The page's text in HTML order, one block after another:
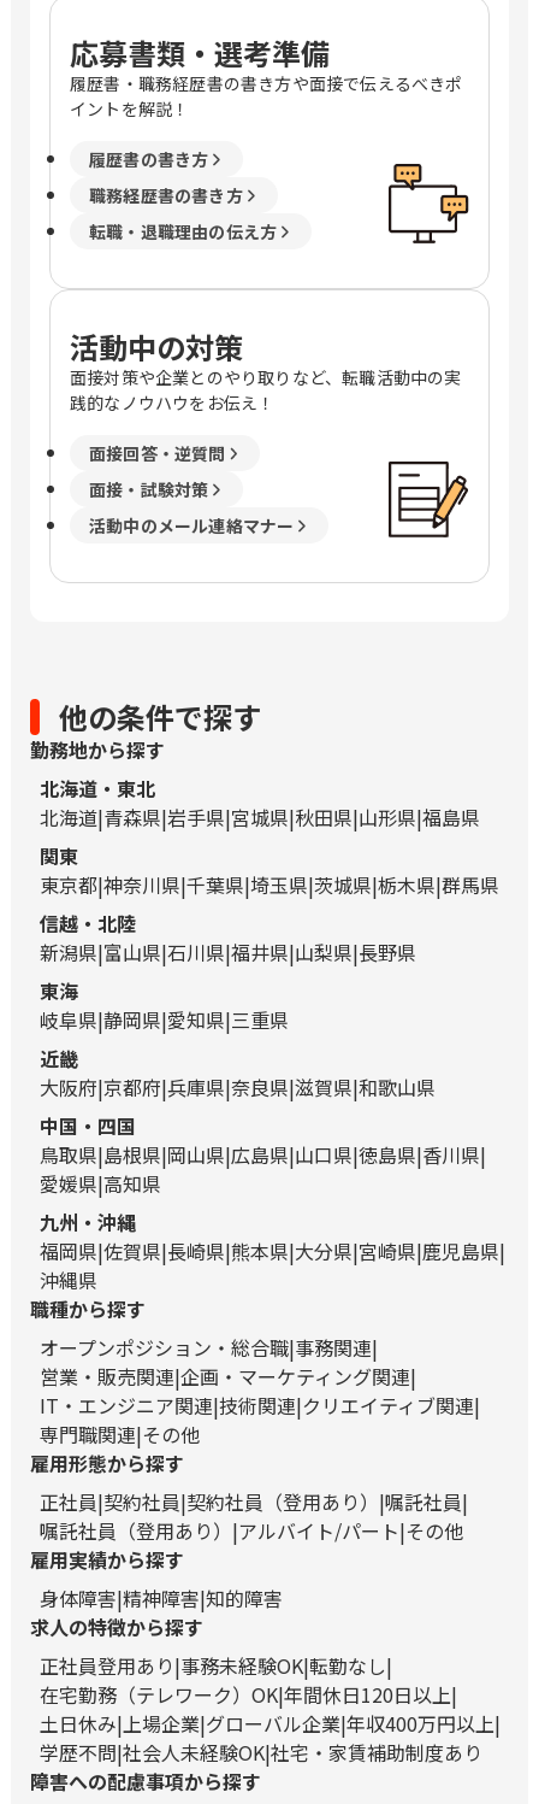
応募書類・選考準備
履歴書・職務経歴書の書き方や面接で伝えるべきポ
イントを解説！
履歴書の書き方
職務経歴書の書き方
転職・退職理由の伝え方
活動中の対策
面接対策や企業とのやり取りなど、転職活動中の実
践的なノウハウをお伝え！
面接回答・逆質問
面接・試験対策
活動中のメール連絡マナー
他の条件で探す
勤務地から探す
北海道・東北
北海道 青森県 岩手県 宮城県 秋田県 山形県 福島県
関東
東京都 神奈川県 千葉県 埼玉県 茨城県 栃木県 群馬県
信越・北陸
新潟県 富山県 石川県 福井県 山梨県 長野県
東海
岐阜県 静岡県 愛知県 三重県
近畿
大阪府 京都府 兵庫県 奈良県 滋賀県 和歌山県
中国・四国
鳥取県 島根県 岡山県 広島県 山口県 徳島県 香川県
愛媛県 高知県
九州・沖縄
福岡県 佐賀県 長崎県 熊本県 大分県 宮崎県 鹿児島県
沖縄県
職種から探す
オープンポジション・総合職 事務関連
営業・販売関連 企画・マーケティング関連
IT・エンジニア関連 技術関連 クリエイティブ関連
専門職関連 その他
雇用形態から探す
正社員 契約社員 契約社員（登用あり）
嘱託社員
嘱託社員（登用あり）
アルバイト/パート その他
雇用実績から探す
身体障害 精神障害 知的障害
求人の特徴から探す
正社員登用あり 事務未経験OK 転勤なし
在宅勤務（テレワーク）OK 年間休日120日以上
土日休み 上場企業 グローバル企業 年収400万円以上
学歴不問 社会人未経験OK 社宅・家賃補助制度あり
障害への配慮事項から探す